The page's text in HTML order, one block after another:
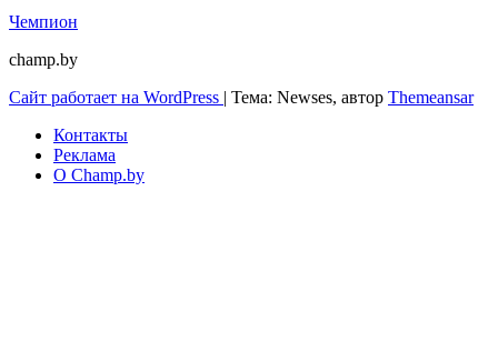
Чемпион
champ.by
Сайт работает на WordPress | Тема: Newses, автор Themeansar
Контакты
Реклама
О Champ.by